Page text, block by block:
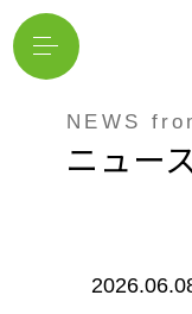
NEWS
ニュー